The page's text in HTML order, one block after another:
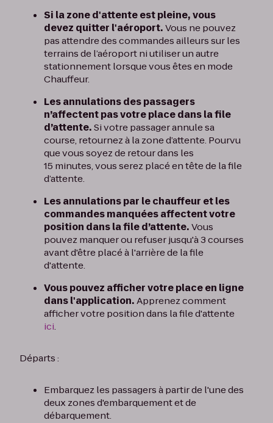
Si la zone d'attente est pleine, vous
devez quitter l'aéroport.Vous ne pouvez
pas attendre des commandes ailleurs sur les
terrains de l’aéroport ni utiliser un autre
stationnement lorsque vous êtes en mode
Chauffeur.
Les annulations des passagers
n’affectent pas votre place dans la file
d’attente.Si votre passager annule sa
course, retournez à la zone d’attente. Pourvu
que vous soyez de retour dans les
15 minutes, vous serez placé en tête de la file
d’attente.
Les annulations par le chauffeur et les
commandes manquées affectent votre
position dans la file d’attente.Vous
pouvez manquer ou refuser jusqu'à 3 courses
avant d'être placé à l'arrière de la file
d'attente.
Vous pouvez afficher votre place en ligne
dans l'application.Apprenez comment
afficher votre position dans la file d'attente
ici.
Départs :
Embarquez les passagers à partir de l'une des
deux zones d'embarquement et de
débarquement.